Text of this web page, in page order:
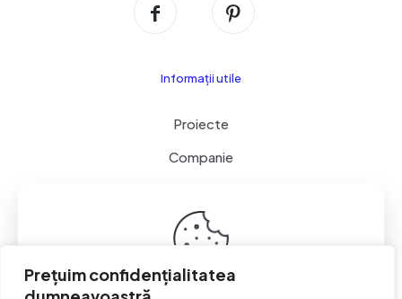
Prețuim confidențialitatea
Informații utile
Proiecte
Companie
Contact